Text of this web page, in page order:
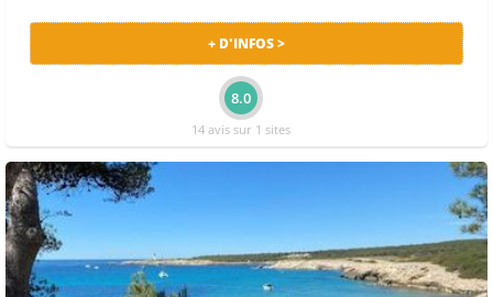
+ D'INFOS >
8.0
14 avis sur 1 sites